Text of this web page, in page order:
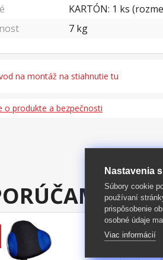
KARTÓN: 1 ks
7 kg
na montáž na stiahnutie tu
o produkte a bezpečnosti
Nastavenia
Súbory cookie
používaní
prispôsobenie
osobné údaje
Viac informácií